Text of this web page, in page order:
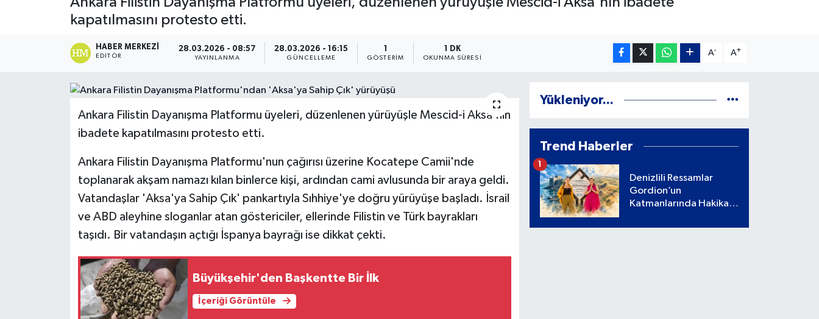
kapatılmasını protesto etti.
HABER MERKEZI
EDITÖR
28.03.2026 - 08:57
YAYINLANMA
28.03.2026 - 16:15
GÜNCELLEME
1
GÖSTERIM
1 DK
OKUNMA SÜRESI
A- A+
Ankara Filistin Dayanışma Platformu üyeleri, düzenlenen yürüyüşle Mescid-i Aksa'nın
ibadete kapatılmasını protesto etti.
Ankara Filistin Dayanışma Platformu'nun çağırısı üzerine Kocatepe Camii'nde
toplanarak akşam namazı kılan binlerce kişi, ardından cami avlusunda bir araya geldi.
Vatandaşlar 'Aksa'ya Sahip Çık' pankartıyla Sıhhiye'ye doğru yürüyüşe başladı. İsrail
ve ABD aleyhine sloganlar atan göstericiler, ellerinde Filistin ve Türk bayrakları
taşıdı. Bir vatandaşın açtığı İspanya bayrağı ise dikkat çekti.
Büyükşehir'den Başkentte Bir İlk
İçeriği Görüntüle
Yükleniyor...
Trend Haberler
Denizlili Ressamlar
Gordion’un
Katmanlarında Hakikati
1
Kültür Sanat
Son Dakika Haberleri